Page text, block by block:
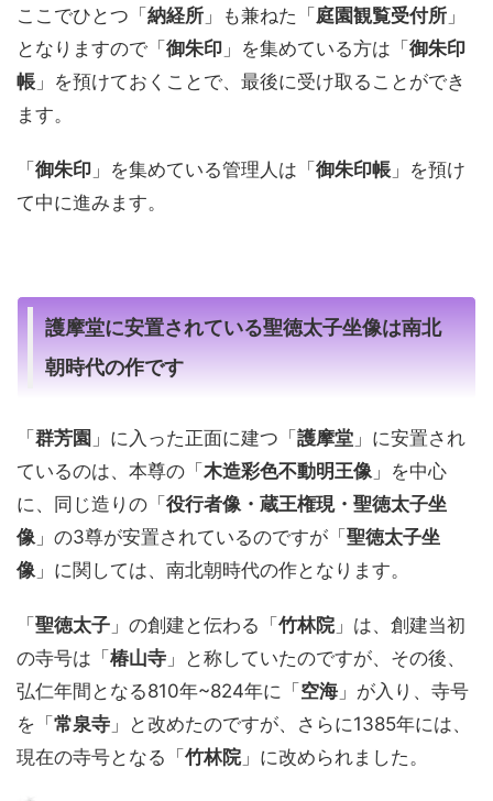
ここでひとつ「納経所 」も兼ねた「庭園観覧受付所 」
となりますので「御朱印 」を集めている方は「御朱印
帳 」を預けておくことで、最後に受け取ることができ
ます。
「御朱印 」を集めている管理人は「御朱印帳 」を預け
て中に進みます。
護摩堂に安置されている聖徳太子坐像は南北
朝時代の作です
「群芳園 」に入った正面に建つ「護摩堂 」に安置され
ているのは、本尊の「木造彩色不動明王像 」を中心
に、同じ造りの「役行者像・蔵王権現・聖徳太子坐
像 」の3尊が安置されているのですが「聖徳太子坐
像 」に関しては、南北朝時代の作となります。
「聖徳太子 」の創建と伝わる「竹林院」は、創建当初
の寺号は「椿山寺 」と称していたのですが、その後、
弘仁年間となる810年~824年に「空海 」が入り、寺号
を「常泉寺 」と改めたのですが、さらに1385年には、
現在の寺号となる「竹林院」に改められました。